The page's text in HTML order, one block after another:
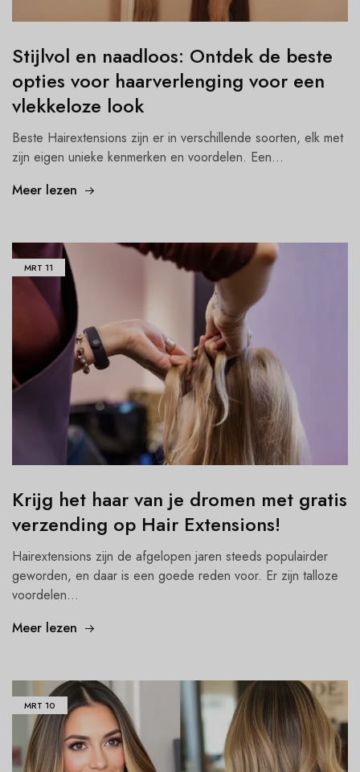
Stijlvol en naadloos: Ontdek de beste
opties voor haarverlenging voor een
vlekkeloze look
Beste Hairextensions zijn er in verschillende soorten, elk met
zijn eigen unieke kenmerken en voordelen. Een...
Meer lezen
MRT 11
Krijg het haar van je dromen met gratis
verzending op Hair Extensions!
Hairextensions zijn de afgelopen jaren steeds populairder
geworden, en daar is een goede reden voor. Er zijn talloze
voordelen...
Meer lezen
MRT 10